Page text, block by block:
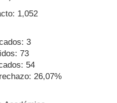
1,052
3
73
54
26,07%